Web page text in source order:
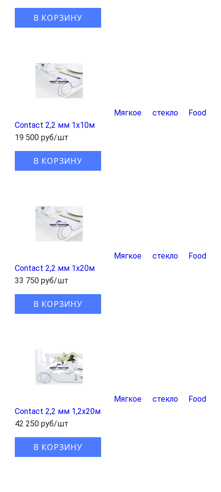
В КОРЗИНУ
Мягкое стекло Food
Contact 2,2 мм 1x10м
19 500 руб/шт
В КОРЗИНУ
Мягкое стекло Food
Contact 2,2 мм 1x20м
33 750 руб/шт
В КОРЗИНУ
Мягкое стекло Food
Contact 2,2 мм 1,2x20м
42 250 руб/шт
В КОРЗИНУ